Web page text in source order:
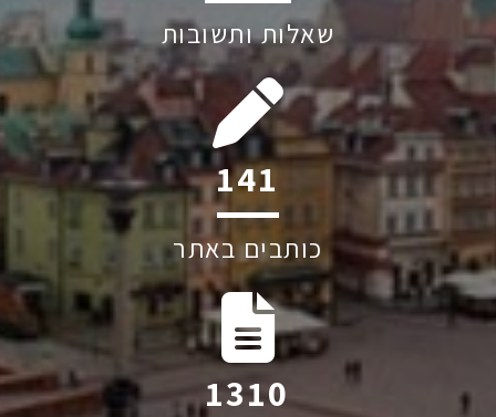
שאלות ותשובות
213
כותבים באתר
1982